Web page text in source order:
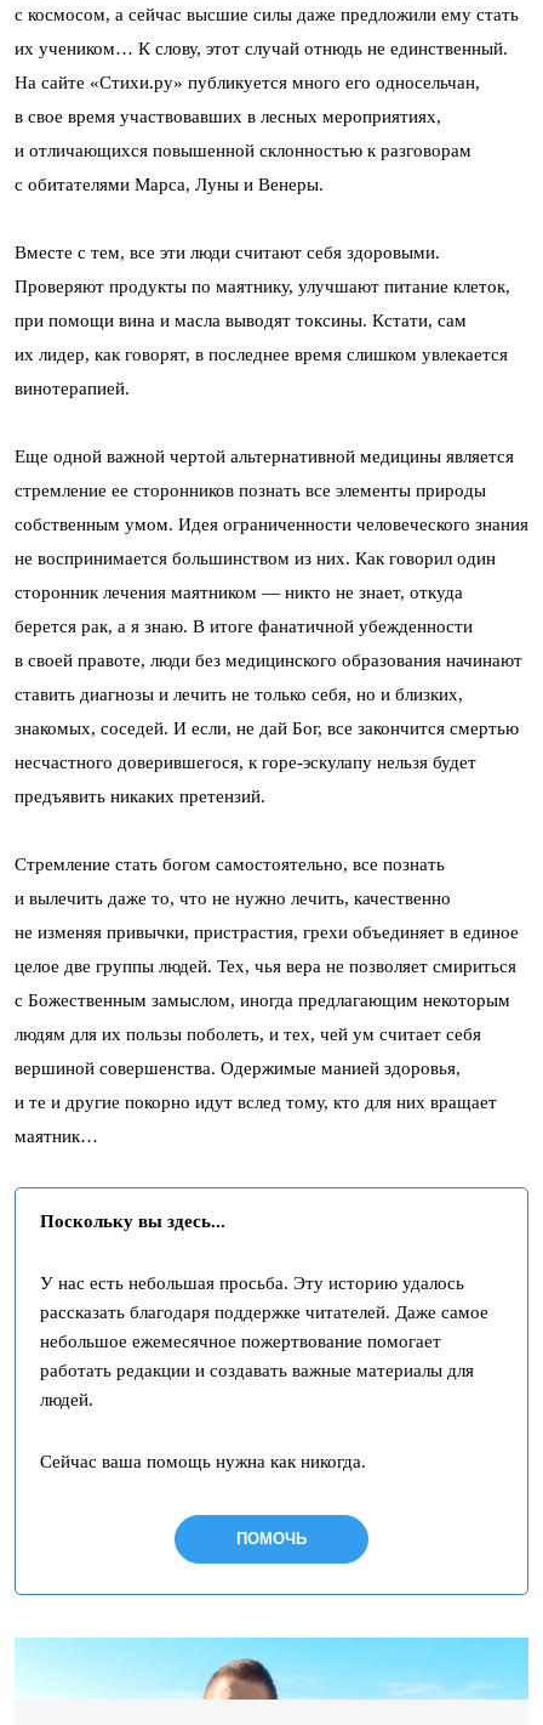
с космосом, а сейчас высшие силы даже предложили ему стать
их учеником… К слову, этот случай отнюдь не единственный.
На сайте «Стихи.ру» публикуется много его односельчан,
в свое время участвовавших в лесных мероприятиях,
и отличающихся повышенной склонностью к разговорам
с обитателями Марса, Луны и Венеры.
Вместе с тем, все эти люди считают себя здоровыми.
Проверяют продукты по маятнику, улучшают питание клеток,
при помощи вина и масла выводят токсины. Кстати, сам
их лидер, как говорят, в последнее время слишком увлекается
винотерапией.
Еще одной важной чертой альтернативной медицины является
стремление ее сторонников познать все элементы природы
собственным умом. Идея ограниченности человеческого знания
не воспринимается большинством из них. Как говорил один
сторонник лечения маятником — никто не знает, откуда
берется рак, а я знаю. В итоге фанатичной убежденности
в своей правоте, люди без медицинского образования начинают
ставить диагнозы и лечить не только себя, но и близких,
знакомых, соседей. И если, не дай Бог, все закончится смертью
несчастного доверившегося, к горе-эскулапу нельзя будет
предъявить никаких претензий.
Стремление стать богом самостоятельно, все познать
и вылечить даже то, что не нужно лечить, качественно
не изменяя привычки, пристрастия, грехи объединяет в единое
целое две группы людей. Тех, чья вера не позволяет смириться
с Божественным замыслом, иногда предлагающим некоторым
людям для их пользы поболеть, и тех, чей ум считает себя
вершиной совершенства. Одержимые манией здоровья,
и те и другие покорно идут вслед тому, кто для них вращает
маятник…
Поскольку вы здесь...
У нас есть небольшая просьба. Эту историю удалось
рассказать благодаря поддержке читателей. Даже самое
небольшое ежемесячное пожертвование помогает
работать редакции и создавать важные материалы для
людей.
Сейчас ваша помощь нужна как никогда.
ПОМОЧЬ